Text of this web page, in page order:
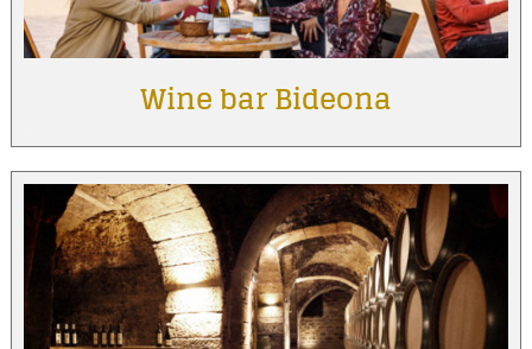
Wine bar Bideona